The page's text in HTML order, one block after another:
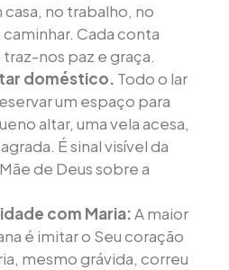
no trabalho, no
Cada conta
nos paz e graça.
doméstico. Todo o lar
um espaço para
altar, uma vela acesa,
É sinal visível da
de Deus sobre a
com Maria:A maior
é imitar o Seu coração
mesmo grávida, correu